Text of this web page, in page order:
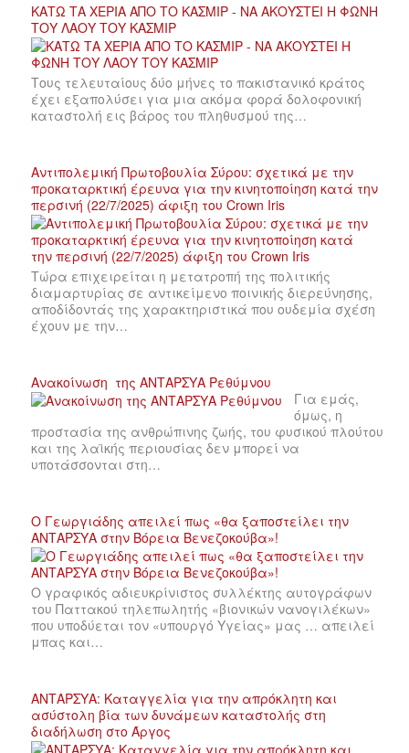
ΚΑΤΩ ΤΑ ΧΕΡΙΑ ΑΠΟ ΤΟ ΚΑΣΜΙΡ - ΝΑ ΑΚΟΥΣΤΕΙ Η ΦΩΝΗ
ΤΟΥ ΛΑΟΥ ΤΟΥ ΚΑΣΜΙΡ
Τους τελευταίους δύο μήνες το πακιστανικό κράτος
έχει εξαπολύσει για μια ακόμα φορά δολοφονική
καταστολή εις βάρος του πληθυσμού της…
Αντιπολεμική Πρωτοβουλία Σύρου: σχετικά με την
προκαταρκτική έρευνα για την κινητοποίηση κατά την
περσινή (22/7/2025) άφιξη του Crown Iris
Τώρα επιχειρείται η μετατροπή της πολιτικής
διαμαρτυρίας σε αντικείμενο ποινικής διερεύνησης,
αποδίδοντάς της χαρακτηριστικά που ουδεμία σχέση
έχουν με την…
Ανακοίνωση της ΑΝΤΑΡΣΥΑ Ρεθύμνου
Για εμάς,
όμως, η
προστασία της ανθρώπινης ζωής, του φυσικού πλούτου
και της λαϊκής περιουσίας δεν μπορεί να
υποτάσσονται στη…
Ο Γεωργιάδης απειλεί πως «θα ξαποστείλει την
ΑΝΤΑΡΣΥΑ στην Βόρεια Βενεζοκούβα»!
Ο γραφικός αδιευκρίνιστος συλλέκτης αυτογράφων
του Παττακού τηλεπωλητής «βιονικών νανογιλέκων»
που υποδύεται τον «υπουργό Υγείας» μας … απειλεί
μπας και…
ΑΝΤΑΡΣΥΑ: Καταγγελία για την απρόκλητη και
ασύστολη βία των δυνάμεων καταστολής στη
διαδήλωση στο Άργος